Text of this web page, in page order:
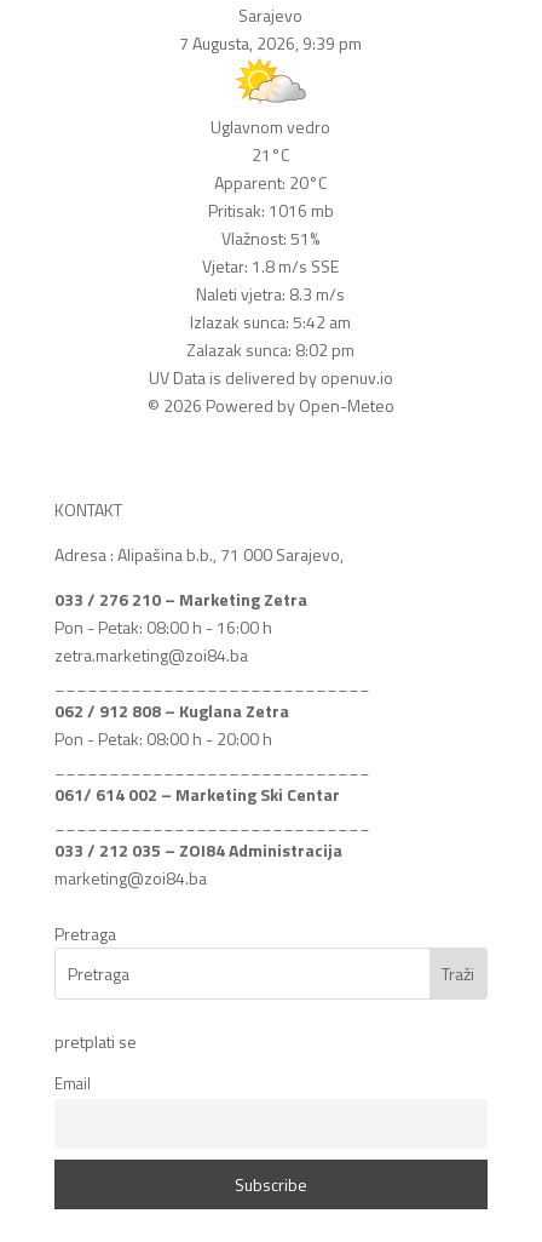
Sarajevo
7 Augusta, 2026, 9:39 pm
Uglavnom vedro
21°C
Apparent: 20°C
Pritisak: 1016 mb
Vlažnost: 51%
Vjetar: 1.8 m/s SSE
Naleti vjetra: 8.3 m/s
Izlazak sunca: 5:42 am
Zalazak sunca: 8:02 pm
UV Data is delivered by openuv.io
© 2026 Powered by Open-Meteo
KONTAKT
Adresa : Alipašina b.b., 71 000 Sarajevo,
033 / 276 210 – Marketing Zetra
Pon - Petak: 08:00 h - 16:00 h
zetra.marketing@zoi84.ba
062 / 912 808 – Kuglana Zetra
Pon - Petak: 08:00 h - 20:00 h
061/ 614 002 – Marketing Ski Centar
033 / 212 035 – ZOI84 Administracija
marketing@zoi84.ba
Pretraga
pretplati se
Email